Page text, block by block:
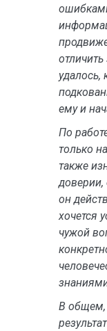
ему и
По
только
также
доверии,
он
хочется
чужой
В общем,